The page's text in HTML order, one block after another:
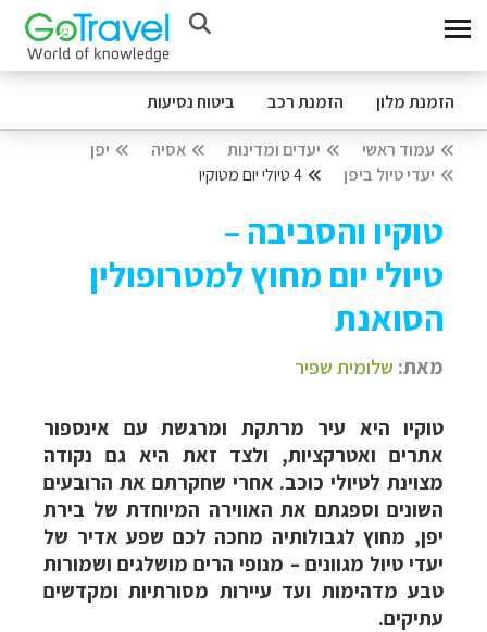
הזמנת מלון הזמנת רכב ביטוח נסיעות
עמוד ראשי יעדים ומדינות אסיה
יפן
יעדי טיול ביפן
4 טיולי יום מטוקיו
טוקיו והסביבה –
טיולי יום מחוץ למטרופולין
הסואנת
מאת: שלומית שפיר
טוקיו היא עיר מרתקת ומרגשת עם אינספור
אתרים ואטרקציות, ולצד זאת היא גם נקודה
מצוינת לטיולי כוכב. אחרי שחקרתם את הרובעים
השונים וספגתם את האווירה המיוחדת של בירת
יפן, מחוץ לגבולותיה מחכה לכם שפע אדיר של
יעדי טיול מגוונים – מנופי הרים מושלגים ושמורות
טבע מדהימות ועד עיירות מסורתיות ומקדשים
עתיקים.